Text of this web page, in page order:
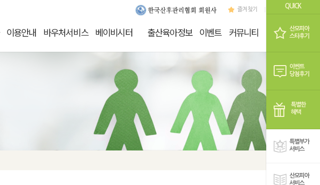
로그인
즐겨찾기
이용안내 바우처서비스 베이비시터 출산육아정보 이벤트 커뮤니티 쇼핑
QUICK
산모피아
스타후기
이벤트
당첨후기
특별한
혜택
특별부가
서비스
산모피아
서비스